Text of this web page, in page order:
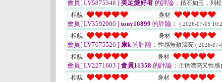
會員[ LV5875348 ] 美足愛好者 的評論： 積石如玉，列
相貌
身材
會員[ LV3592000 ] tony16899 的評論： ( 2026-07-05
相貌 身材
會員[ LV7675526 ] 康k的評論：性感無敵漂亮 ( 2026-07-
相貌 身材
會員[ LV2271603 ] 會員11358 的評論： 主播漂亮又性
相貌
身材